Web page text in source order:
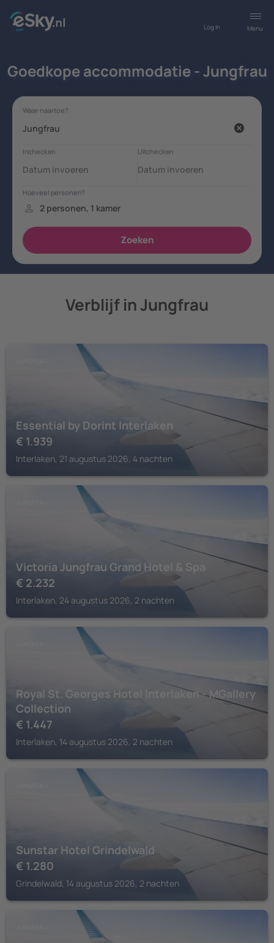
Menu
Log in
Goedkope accommodatie - Jungfrau
Verblijf in Jungfrau
Essential by Dorint Interlaken
€ 1.939
Interlaken, 21 augustus 2026, 4 nachten
Victoria Jungfrau Grand Hotel & Spa
€ 2.232
Interlaken, 24 augustus 2026, 2 nachten
Royal St. Georges Hotel Interlaken - MGallery
Collection
€ 1.447
Interlaken, 14 augustus 2026, 2 nachten
Sunstar Hotel Grindelwald
€ 1.280
Grindelwald, 14 augustus 2026, 2 nachten